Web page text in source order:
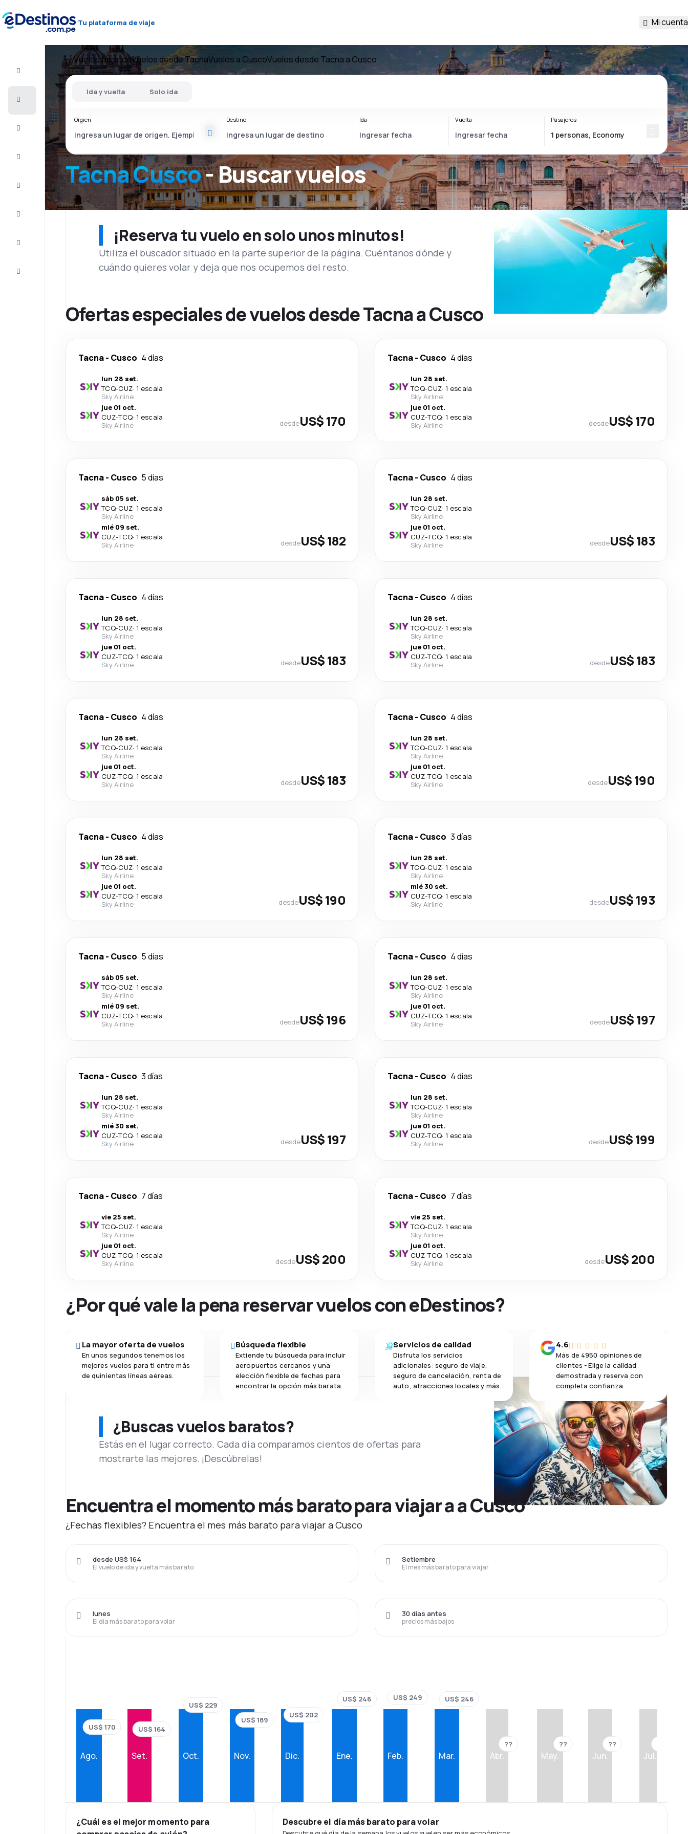
Tu plataforma de viaje Mi cuenta
Alojamientos
Completa
Vuelos baratosVuelos desde TacnaVuelos a CuscoVuelos desde Tacna a Cusco
Tacna Cusco- Buscar vuelos
Ida y vuelta Solo ida
Orgien Destino Ida Vuelta Pasajeros
¡Reserva tu vuelo en solo unos minutos!
Utiliza el buscador situado en la parte superior de la página. Cuéntanos dónde y
cuándo quieres volar y deja que nos ocupemos del resto.
Ofertas especiales de vuelos desde Tacna a Cusco
Tacna- Cusco 4 días
lun 28 set.
TCQ-CUZ· 1 escala
Sky Airline
jue 01 oct.
CUZ-TCQ· 1 escala
Sky Airline
desdeUS$ 170
Tacna- Cusco 4 días
lun 28 set.
TCQ-CUZ· 1 escala
Sky Airline
jue 01 oct.
CUZ-TCQ· 1 escala
Sky Airline
desdeUS$ 170
Tacna- Cusco 5 días
sáb 05 set.
TCQ-CUZ· 1 escala
Sky Airline
mié 09 set.
CUZ-TCQ· 1 escala
Sky Airline
desdeUS$ 182
Tacna- Cusco 4 días
lun 28 set.
TCQ-CUZ· 1 escala
Sky Airline
jue 01 oct.
CUZ-TCQ· 1 escala
Sky Airline
desdeUS$ 183
Tacna- Cusco 4 días
lun 28 set.
TCQ-CUZ· 1 escala
Sky Airline
jue 01 oct.
CUZ-TCQ· 1 escala
Sky Airline
desdeUS$ 183
Tacna- Cusco 4 días
lun 28 set.
TCQ-CUZ· 1 escala
Sky Airline
jue 01 oct.
CUZ-TCQ· 1 escala
Sky Airline
desdeUS$ 183
Tacna- Cusco 4 días
lun 28 set.
TCQ-CUZ· 1 escala
Sky Airline
jue 01 oct.
CUZ-TCQ· 1 escala
Sky Airline
desdeUS$ 183
Tacna- Cusco 4 días
lun 28 set.
TCQ-CUZ· 1 escala
Sky Airline
jue 01 oct.
CUZ-TCQ· 1 escala
Sky Airline
desdeUS$ 190
Tacna- Cusco 4 días
lun 28 set.
TCQ-CUZ· 1 escala
Sky Airline
jue 01 oct.
CUZ-TCQ· 1 escala
Sky Airline
desdeUS$ 190
Tacna- Cusco 3 días
lun 28 set.
TCQ-CUZ· 1 escala
Sky Airline
mié 30 set.
CUZ-TCQ· 1 escala
Sky Airline
desdeUS$ 193
Tacna- Cusco 5 días
sáb 05 set.
TCQ-CUZ· 1 escala
Sky Airline
mié 09 set.
CUZ-TCQ· 1 escala
Sky Airline
desdeUS$ 196
Tacna- Cusco 4 días
lun 28 set.
TCQ-CUZ· 1 escala
Sky Airline
jue 01 oct.
CUZ-TCQ· 1 escala
Sky Airline
desdeUS$ 197
Tacna- Cusco 3 días
lun 28 set.
TCQ-CUZ· 1 escala
Sky Airline
mié 30 set.
CUZ-TCQ· 1 escala
Sky Airline
desdeUS$ 197
Tacna- Cusco 4 días
lun 28 set.
TCQ-CUZ· 1 escala
Sky Airline
jue 01 oct.
CUZ-TCQ· 1 escala
Sky Airline
desdeUS$ 199
Tacna- Cusco 7 días
vie 25 set.
TCQ-CUZ· 1 escala
Sky Airline
jue 01 oct.
CUZ-TCQ· 1 escala
Sky Airline
desdeUS$ 200
Tacna- Cusco 7 días
vie 25 set.
TCQ-CUZ· 1 escala
Sky Airline
jue 01 oct.
CUZ-TCQ· 1 escala
Sky Airline
desdeUS$ 200
¿Por qué vale la pena reservar vuelos con eDestinos?
La mayor oferta de vuelos
En unos segundos tenemos los
mejores vuelos para ti entre más
de quinientas líneas aéreas.
Búsqueda flexible
Extiende tu búsqueda para incluir
aeropuertos cercanos y una
elección flexible de fechas para
encontrar la opción más barata.
Servicios de calidad
Disfruta los servicios
adicionales: seguro de viaje,
seguro de cancelación, renta de
auto, atracciones locales y más.
4.6
Más de 4950 opiniones de
clientes - Elige la calidad
demostrada y reserva con
completa confianza.
¿Buscas vuelos baratos?
Estás en el lugar correcto. Cada día comparamos cientos de ofertas para
mostrarte las mejores. ¡Descúbrelas!
Encuentra el momento más barato para viajar a a Cusco
¿Fechas flexibles? Encuentra el mes más barato para viajar a Cusco
El vuelo de ida y vuelta más barato
desde US$ 164
El mes más barato para viajar
Setiembre
El día más barato para volar
lunes
precios más bajos
30 días antes
Ago.
US$ 170
Set.
US$ 164
Oct.
US$ 229
Nov.
US$ 189
Dic.
US$ 202
Ene.
US$ 246
Feb.
US$ 249
Mar.
US$ 246
Abr.
??
May.
??
Jun.
??
Jul.
¿Cuál es el mejor momento para
Descubre el día más barato para volar